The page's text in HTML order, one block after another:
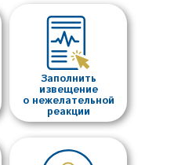
Заполнить
извещение
о нежелательной
реакции